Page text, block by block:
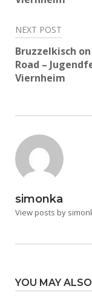
NEXT POST
Bruzzelkisch
Road –
Viernheim
simonka
View posts by
YOU MAY